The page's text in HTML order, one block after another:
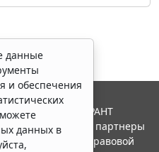
данные
и обеспечения
данных в
Система ГАРАНТ
"Гарант" и ее партнеры
ассоциации правовой